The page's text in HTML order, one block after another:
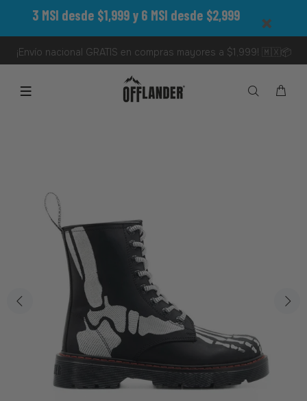
3 MSI desde $1,999 y 6 MSI desde $2,999
¡Envío nacional GRATIS en compras mayores a $1,999! 🇲🇽📦